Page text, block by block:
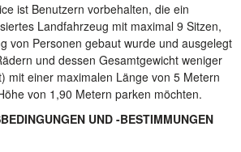
ist Benutzern vorbehalten, die ein
Landfahrzeug mit maximal 9 Sitzen,
von Personen gebaut wurde und ausgelegt
und dessen Gesamtgewicht weniger
mit einer maximalen Länge von 5 Metern
von 1,90 Metern parken möchten.
UND -BESTIMMUNGEN